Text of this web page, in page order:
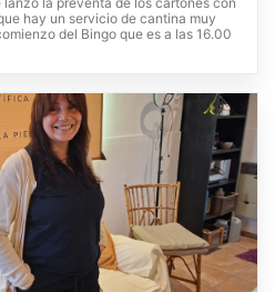
hay un servicio de cantina muy
del Bingo que es a las 16.00